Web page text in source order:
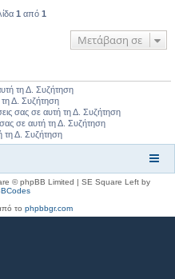
1 από 1
Μετάβαση σε
τη Δ. Συζήτηση
Δ. Συζήτηση
σας σε αυτή τη Δ. Συζήτηση
σας σε αυτή τη Δ. Συζήτηση
τη Δ. Συζήτηση
© phpBB Limited | SE Square Left by
το phpbbgr.com